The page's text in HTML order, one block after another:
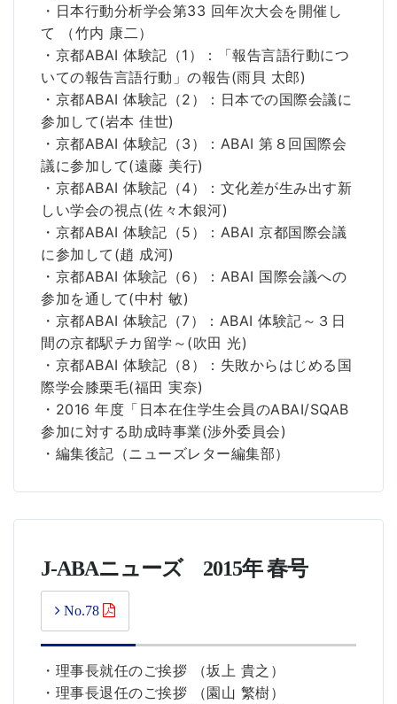
・日本行動分析学会第33 回年次大会を開催し
て （竹内 康二）
・京都ABAI 体験記（1）：「報告言語行動につ
いての報告言語行動」の報告(雨貝 太郎)
・京都ABAI 体験記（2）：日本での国際会議に
参加して(岩本 佳世)
・京都ABAI 体験記（3）：ABAI 第８回国際会
議に参加して(遠藤 美行)
・京都ABAI 体験記（4）：文化差が生み出す新
しい学会の視点(佐々木銀河)
・京都ABAI 体験記（5）：ABAI 京都国際会議
に参加して(趙 成河)
・京都ABAI 体験記（6）：ABAI 国際会議への
参加を通して(中村 敏)
・京都ABAI 体験記（7）：ABAI 体験記～３日
間の京都駅チカ留学～(吹田 光)
・京都ABAI 体験記（8）：失敗からはじめる国
際学会膝栗毛(福田 実奈)
・2016 年度「日本在住学生会員のABAI/SQAB
参加に対する助成時事業(渉外委員会)
・編集後記（ニューズレター編集部）
J-ABAニューズ 2015年 春号
No.78
・理事長就任のご挨拶 （坂上 貴之）
・理事長退任のご挨拶 （園山 繁樹）